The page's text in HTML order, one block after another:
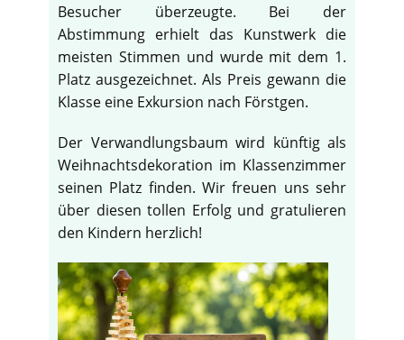
Besucher überzeugte. Bei der
Abstimmung erhielt das Kunstwerk die
meisten Stimmen und wurde mit dem 1.
Platz ausgezeichnet. Als Preis gewann die
Klasse eine Exkursion nach Förstgen.
Der Verwandlungsbaum wird künftig als
Weihnachtsdekoration im Klassenzimmer
seinen Platz finden. Wir freuen uns sehr
über diesen tollen Erfolg und gratulieren
den Kindern herzlich!